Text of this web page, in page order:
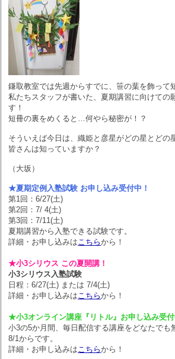
鎌取教室では先週からすでに、笹の葉を飾って
私たちスタッフが書いた、夏期講習に向けての
す！
短冊の裏をめくると…何やら秘密が！？
そういえば今日は、織姫と彦星がどの星とどの
皆さんは知っていますか？
（大坂）
★夏期定例入塾試験 お申し込み受付中！
第1回：6/27(土)
第2回：7/ 4(土)
第3回：7/11(土)
夏期講習から入塾できる試験です。
詳細・お申し込みはこちらから！
★小3シリウス この夏開講！
小3シリウス入塾試験
日程：6/27(土) または 7/4(土)
詳細・お申し込みはこちらから！
★小3オンライン講座『リトル』お申し込み受付
小3の5か月間、毎日配信する講座をどなたでも
8/1からです。
詳細・お申し込みはこちらから！